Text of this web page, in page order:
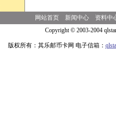
网站首页 新闻中心
资料中
Copyright © 2003-2004
版权所有：其乐邮币卡网 电子信箱：